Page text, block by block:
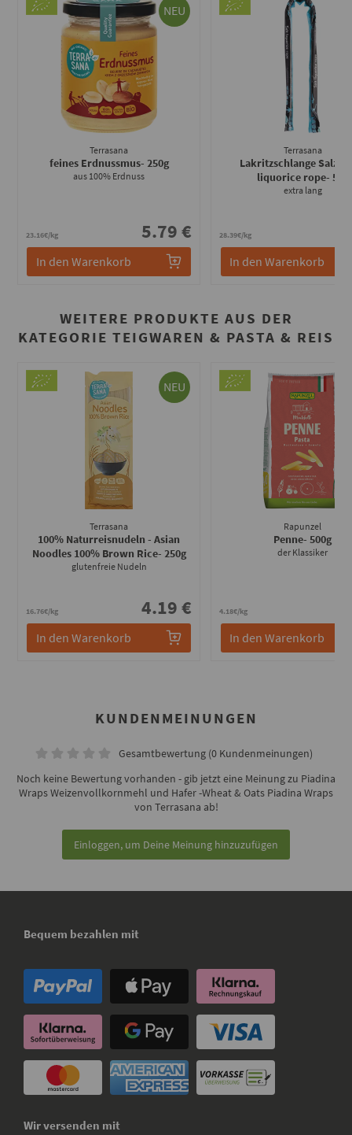
NEU
Terrasana
feines Erdnussmus- 250g
aus 100% Erdnuss
23.16€/kg 5.79 €
In den Warenkorb
Terrasana
Lakritzschlange Salz -
liquorice rope- 56g
extra lang
28.39€/kg
In den Warenkorb
WEITERE PRODUKTE AUS DER
KATEGORIE TEIGWAREN & PASTA & REIS
NEU
Terrasana
100% Naturreisnudeln - Asian
Noodles 100% Brown Rice- 250g
glutenfreie Nudeln
16.76€/kg 4.19 €
In den Warenkorb
Rapunzel
Penne- 500g
der Klassiker
4.18€/kg
In den Warenkorb
KUNDENMEINUNGEN
Gesamtbewertung (0 Kundenmeinungen)
Noch keine Bewertung vorhanden - gib jetzt eine Meinung zu Piadina
Wraps Weizenvollkornmehl und Hafer -Wheat & Oats Piadina Wraps
von Terrasana ab!
Einloggen, um Deine Meinung hinzuzufügen
Bequem bezahlen mit
Wir versenden mit